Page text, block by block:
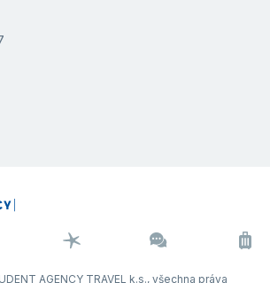
AGENCY TRAVEL k.s., všechna práva